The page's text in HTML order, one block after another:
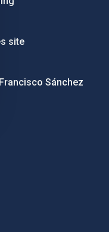
site
Sánchez